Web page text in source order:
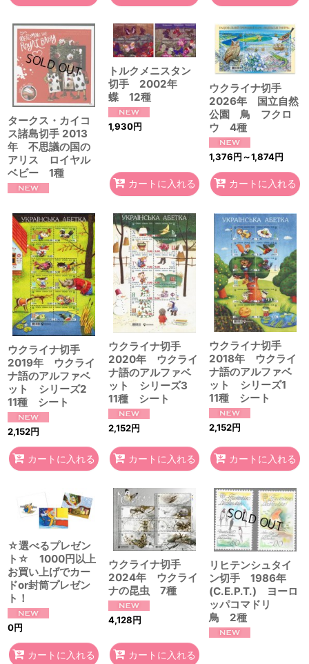
タークス・カイコ
ス諸島切手 2013
年 不思議の国の
アリス ロイヤル
ベビー 1種
トルクメニスタン
切手 2002年
蝶 12種
1,930円
カートに入れる
ウクライナ切手
2026年 国立自然
公園 鳥 フクロ
ウ 4種
1,376円～1,874円
カートに入れる
ウクライナ切手
2019年 ウクライ
ナ語のアルファベ
ット シリーズ2
11種 シート
2,152円
カートに入れる
ウクライナ切手
2020年 ウクライ
ナ語のアルファベ
ット シリーズ3
11種 シート
2,152円
カートに入れる
ウクライナ切手
2018年 ウクライ
ナ語のアルファベ
ット シリーズ1
11種 シート
2,152円
カートに入れる
☆選べるプレゼン
ト☆ 1000円以上
お買い上げでカー
ドor封筒プレゼン
ト！
0円
カートに入れる
ウクライナ切手
2024年 ウクライ
ナの昆虫 7種
4,128円
カートに入れる
リヒテンシュタイ
ン切手 1986年
(C.E.P.T.) ヨーロ
ッパコマドリ
鳥 2種